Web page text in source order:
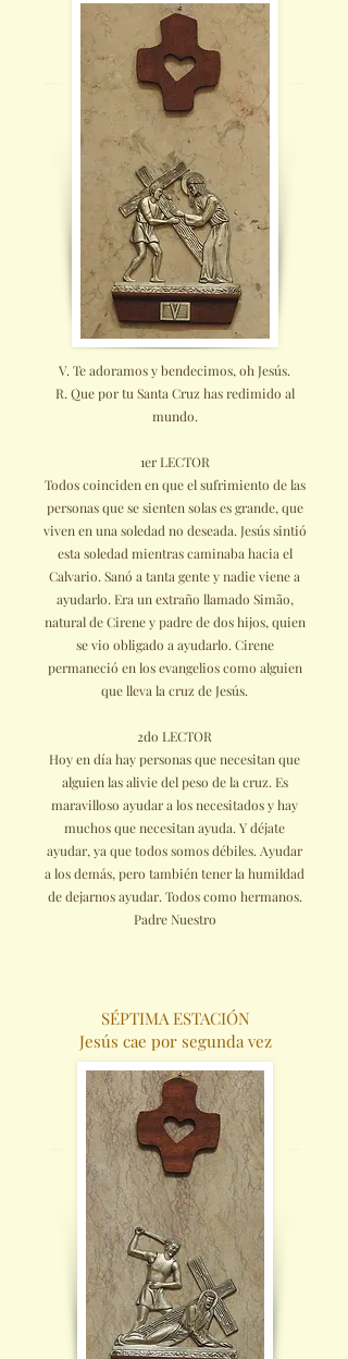
V. Te adoramos y bendecimos, oh Jesús.
R. Que por tu Santa Cruz has redimido al
mundo.
1er LECTOR
Todos coinciden en que el sufrimiento de las
personas que se sienten solas es grande, que
viven en una soledad no deseada. Jesús sintió
esta soledad mientras caminaba hacia el
Calvario. Sanó a tanta gente y nadie viene a
ayudarlo. Era un extraño llamado Simão,
natural de Cirene y padre de dos hijos, quien
se vio obligado a ayudarlo. Cirene
permaneció en los evangelios como alguien
que lleva la cruz de Jesús.
2do LECTOR
Hoy en día hay personas que necesitan que
alguien las alivie del peso de la cruz. Es
maravilloso ayudar a los necesitados y hay
muchos que necesitan ayuda. Y déjate
ayudar, ya que todos somos débiles. Ayudar
a los demás, pero también tener la humildad
de dejarnos ayudar. Todos como hermanos.
Padre Nuestro
SÉPTIMA ESTACIÓN
Jesús cae por segunda vez